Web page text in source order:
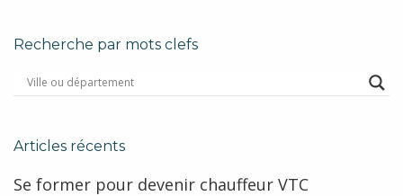
Recherche par mots clefs
Articles récents
Se former pour devenir chauffeur VTC